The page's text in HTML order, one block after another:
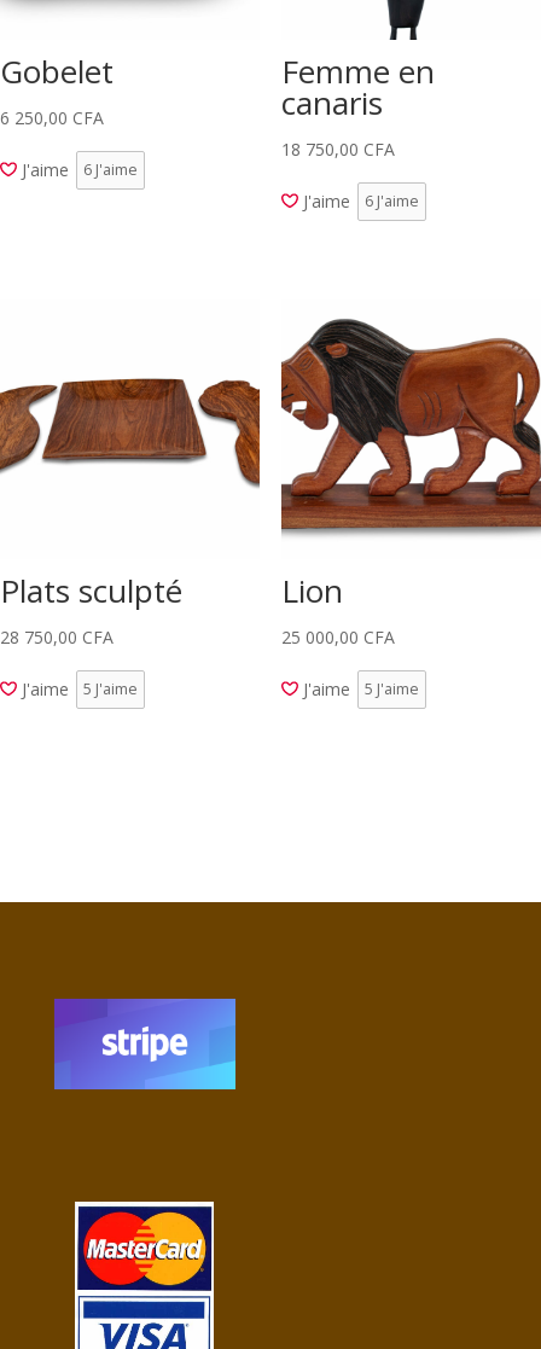
Gobelet
6 250,00 CFA
J'aime 6 J'aime
Femme en
canaris
18 750,00 CFA
J'aime 6 J'aime
Plats sculpté
28 750,00 CFA
J'aime 5 J'aime
Lion
25 000,00 CFA
J'aime 5 J'aime